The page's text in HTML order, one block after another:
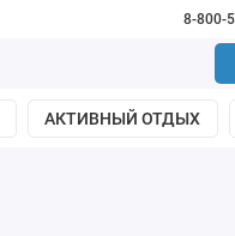
8-800-
АКТИВНЫЙ ОТДЫХ